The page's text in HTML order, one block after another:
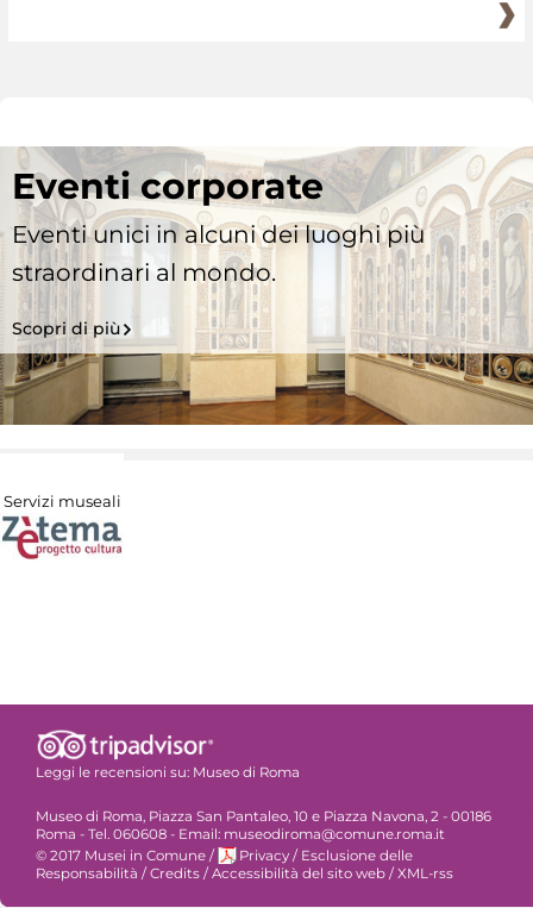
Eventi corporate
Eventi unici in alcuni dei luoghi più
straordinari al mondo.
Scopri di più
Servizi museali
Leggi le recensioni su: Museo di Roma
Museo di Roma, Piazza San Pantaleo, 10 e Piazza Navona, 2 - 00186
Roma - Tel. 060608 - Email: museodiroma@comune.roma.it
© 2017 Musei in Comune / Privacy / Esclusione delle
Responsabilità / Credits / Accessibilità del sito web / XML-rss